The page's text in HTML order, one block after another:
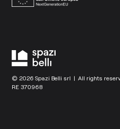
© 2026 Spazi Belli srl | All rights
RE 370968